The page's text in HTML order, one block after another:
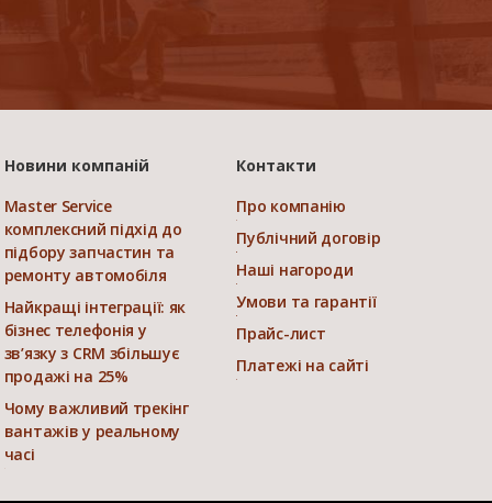
Новини компаній
Master Service
комплексний підхід до
підбору запчастин та
ремонту автомобіля
Найкращі інтеграції: як
бізнес телефонія у
зв’язку з CRM збільшує
продажі на 25%
Чому важливий трекінг
вантажів у реальному
часі
Контакти
Про компанію
Публічний договір
Наші нагороди
Умови та гарантії
Прайс-лист
Платежі на сайті